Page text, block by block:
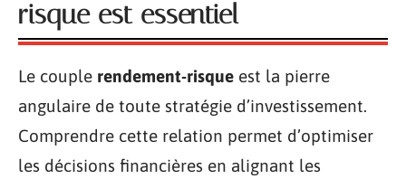
risque est essentiel
Le couple rendement-risque est la pierre
angulaire de toute stratégie d’investissement.
Comprendre cette relation permet d’optimiser
les décisions financières en alignant les